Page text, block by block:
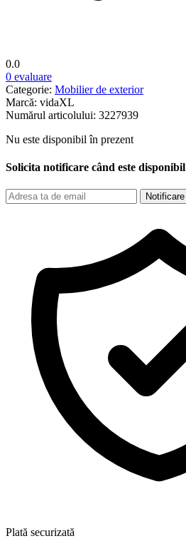
0.0
0 evaluare
Categorie: Mobilier de exterior
Marcă: vidaXL
Numărul articolului: 3227939
Nu este disponibil în prezent
Solicita notificare când este disponibil
Notificare
Plată securizată